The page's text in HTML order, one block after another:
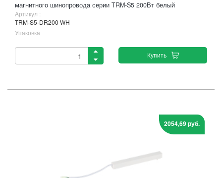
магнитного шинопровода серии TRM-S5 200Вт белый
Артикул :
TRM-S5-DR200 WH
Упаковка
Купить
2054,69 руб.